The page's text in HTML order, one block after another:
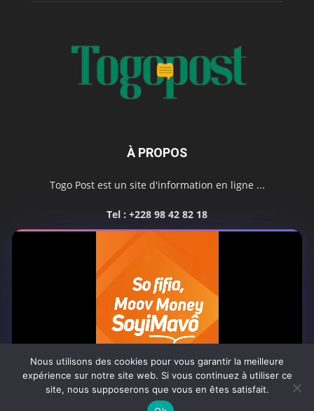
À PROPOS
Togo Post est un site d'information en ligne ...
Tel : +228 98 42 82 18
SUIVEZ NOUS
Africa-Newsroom Contact Activités du site
Nous utilisons des cookies pour vous garantir la meilleure
expérience sur notre site web. Si vous continuez à utiliser ce
site, nous supposerons que vous en êtes satisfait.